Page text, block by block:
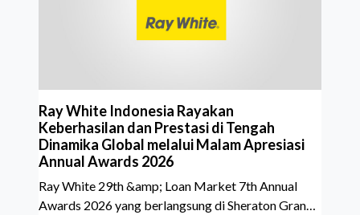
kepemilikan hingga riwaya
Ray White Indonesia Rayakan
Keberhasilan dan Prestasi di Tengah
Dinamika Global melalui Malam Apresiasi
Annual Awards 2026
Ray White 29th &amp; Loan Market 7th Annual
Awards 2026 yang berlangsung di Sheraton Grand